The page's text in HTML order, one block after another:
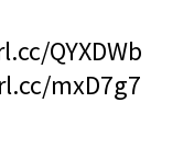
QYXDWb
mxD7g7